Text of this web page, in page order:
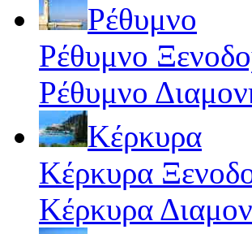
Ρέθυμνο
Ρέθυμνο
Ρέθυμνο
Κέρκυρα
Κέρκυρα
Κέρκυρα